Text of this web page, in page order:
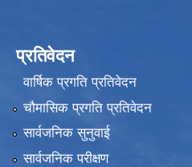
प्रतिवेदन
वार्षिक प्रगति प्रतिवेदन
चौमासिक प्रगति प्रतिवेदन
सार्वजनिक सुनुवाई
सार्वजनिक परीक्षण